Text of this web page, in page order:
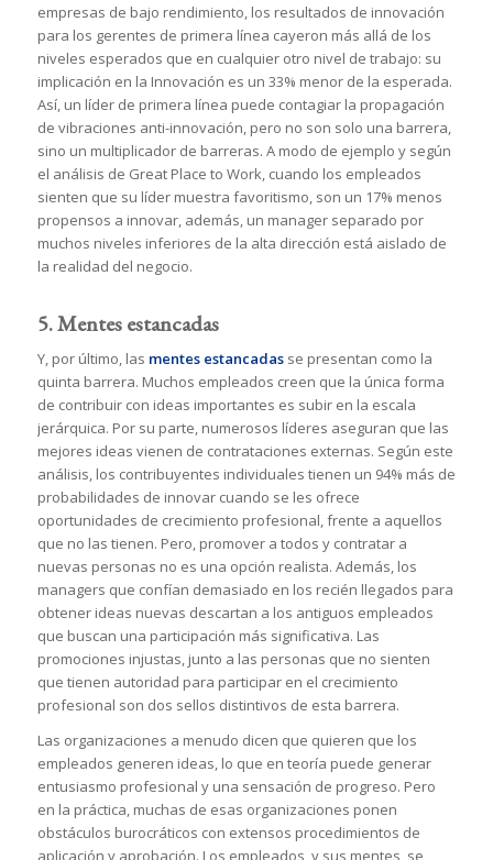
empresas de bajo rendimiento, los resultados de innovación
para los gerentes de primera línea cayeron más allá de los
niveles esperados que en cualquier otro nivel de trabajo: su
implicación en la Innovación es un 33% menor de la esperada.
Así, un líder de primera línea puede contagiar la propagación
de vibraciones anti-innovación, pero no son solo una barrera,
sino un multiplicador de barreras. A modo de ejemplo y según
el análisis de Great Place to Work, cuando los empleados
sienten que su líder muestra favoritismo, son un 17% menos
propensos a innovar, además, un manager separado por
muchos niveles inferiores de la alta dirección está aislado de
la realidad del negocio.
5. Mentes estancadas
Y, por último, las mentes estancadasse presentan como la
quinta barrera. Muchos empleados creen que la única forma
de contribuir con ideas importantes es subir en la escala
jerárquica. Por su parte, numerosos líderes aseguran que las
mejores ideas vienen de contrataciones externas. Según este
análisis, los contribuyentes individuales tienen un 94% más de
probabilidades de innovar cuando se les ofrece
oportunidades de crecimiento profesional, frente a aquellos
que no las tienen. Pero, promover a todos y contratar a
nuevas personas no es una opción realista. Además, los
managers que confían demasiado en los recién llegados para
obtener ideas nuevas descartan a los antiguos empleados
que buscan una participación más significativa. Las
promociones injustas, junto a las personas que no sienten
que tienen autoridad para participar en el crecimiento
profesional son dos sellos distintivos de esta barrera.
Las organizaciones a menudo dicen que quieren que los
empleados generen ideas, lo que en teoría puede generar
entusiasmo profesional y una sensación de progreso. Pero
en la práctica, muchas de esas organizaciones ponen
obstáculos burocráticos con extensos procedimientos de
aplicación y aprobación. Los empleados, y sus mentes, se